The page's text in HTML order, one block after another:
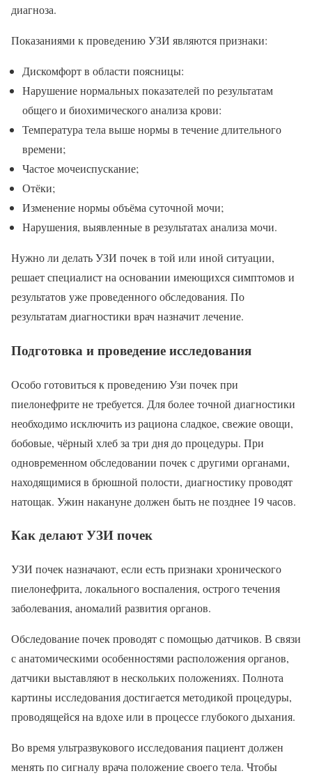
диагноза.
Показаниями к проведению УЗИ являются признаки:
Дискомфорт в области поясницы:
Нарушение нормальных показателей по результатам
общего и биохимического анализа крови:
Температура тела выше нормы в течение длительного
времени;
Частое мочеиспускание;
Отёки;
Изменение нормы объёма суточной мочи;
Нарушения, выявленные в результатах анализа мочи.
Нужно ли делать УЗИ почек в той или иной ситуации,
решает специалист на основании имеющихся симптомов и
результатов уже проведенного обследования. По
результатам диагностики врач назначит лечение.
Подготовка и проведение исследования
Особо готовиться к проведению Узи почек при
пиелонефрите не требуется. Для более точной диагностики
необходимо исключить из рациона сладкое, свежие овощи,
бобовые, чёрный хлеб за три дня до процедуры. При
одновременном обследовании почек с другими органами,
находящимися в брюшной полости, диагностику проводят
натощак. Ужин накануне должен быть не позднее 19 часов.
Как делают УЗИ почек
УЗИ почек назначают, если есть признаки хронического
пиелонефрита, локального воспаления, острого течения
заболевания, аномалий развития органов.
Обследование почек проводят с помощью датчиков. В связи
с анатомическими особенностями расположения органов,
датчики выставляют в нескольких положениях. Полнота
картины исследования достигается методикой процедуры,
проводящейся на вдохе или в процессе глубокого дыхания.
Во время ультразвукового исследования пациент должен
менять по сигналу врача положение своего тела. Чтобы